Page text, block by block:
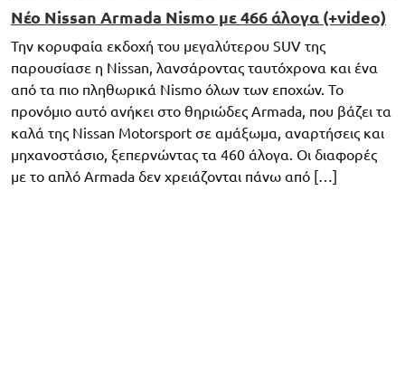
Νέο Nissan Armada Nismo με 466 άλογα (+video)
Την κορυφαία εκδοχή του μεγαλύτερου SUV της
παρουσίασε η Nissan, λανσάροντας ταυτόχρονα και ένα
από τα πιο πληθωρικά Nismo όλων των εποχών. Το
προνόμιο αυτό ανήκει στο θηριώδες Armada, που βάζει τα
καλά της Nissan Motorsport σε αμάξωμα, αναρτήσεις και
μηχανοστάσιο, ξεπερνώντας τα 460 άλογα. Οι διαφορές
με το απλό Armada δεν χρειάζονται πάνω από […]